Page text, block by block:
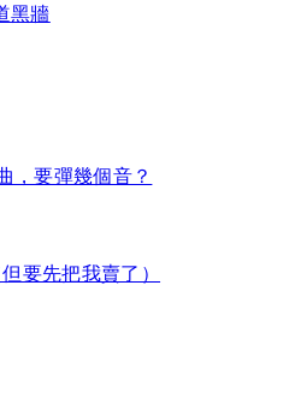
黑牆
，要彈幾個音？
要先把我賣了）